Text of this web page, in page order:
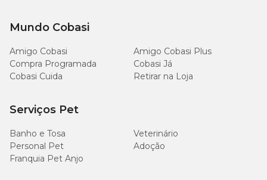
Mundo Cobasi
Amigo Cobasi
Amigo Cobasi Plus
Compra Programada
Cobasi Já
Cobasi Cuida
Retirar na Loja
Serviços Pet
Banho e Tosa
Veterinário
Personal Pet
Adoção
Franquia Pet Anjo